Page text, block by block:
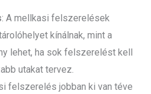
: A mellkasi felszerelések
kínálnak, mint a
lehet, ha sok felszerelést kell
utakat tervez.
felszerelés jobban ki van téve